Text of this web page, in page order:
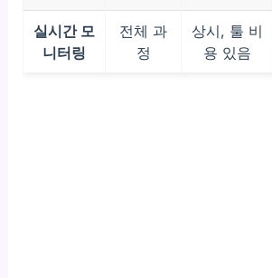
실시간 모
니터링
전체 과
정
상시, 툴 비
용 있음